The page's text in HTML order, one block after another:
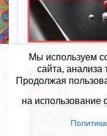
Мы используем
сайта, анализа
Продолжая
на использование